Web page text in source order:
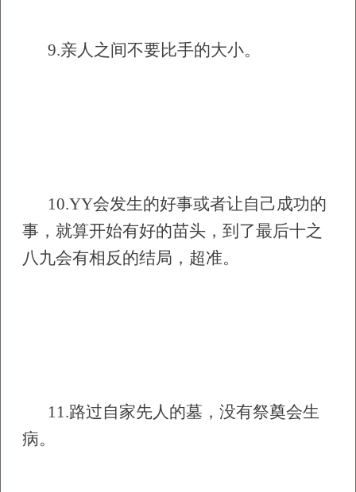
9.亲人之间不要比手的大小。
10.YY会发生的好事或者让自己成功的
事，就算开始有好的苗头，到了最后十之
八九会有相反的结局，超准。
11.路过自家先人的墓，没有祭奠会生
病。